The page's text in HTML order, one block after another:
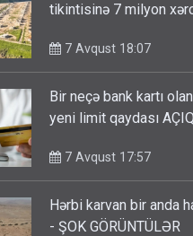
tikintisinə 7 milyon
7 Avqust 18:07
Bir neçə bank kartı
yeni limit qaydası
7 Avqust 17:57
Hərbi karvan bir anda
- ŞOK GÖRÜNTÜLƏR